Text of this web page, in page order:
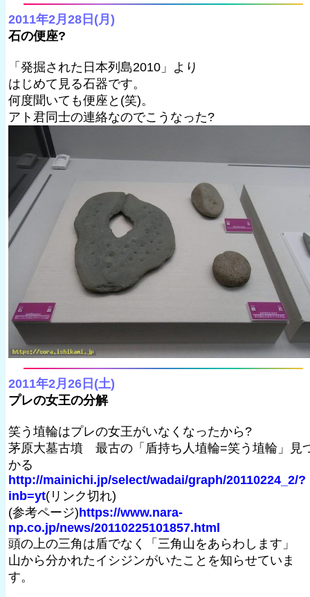
2011年2月28日(月)
石の便座?
「発掘された日本列島2010」より
はじめて見る石器です。
何度聞いても便座と(笑)。
アト君同士の連絡なのでこうなった?
2011年2月26日(土)
プレの女王の分解
笑う埴輪はプレの女王がいなくなったから?
茅原大墓古墳 最古の「盾持ち人埴輪=笑う埴輪」見
かる
http://mainichi.jp/select/wadai/graph/20110224_2/?
inb=yt(リンク切れ)
(参考ページ) https://www.nara-
np.co.jp/news/20110225101857.html
頭の上の三角は盾でなく「三角山をあらわします」
山から分かれたイシジンがいたことを知らせていま
す。